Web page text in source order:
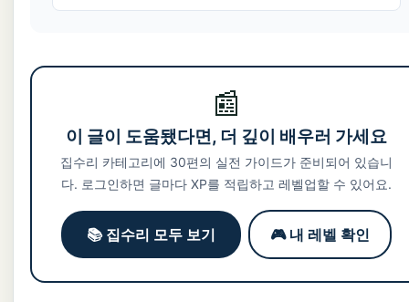
📰
이 글이 도움됐다면, 더 깊이 배우러 가세요
집수리 카테고리에 30편의 실전 가이드가 준비되어 있습니
다. 로그인하면 글마다 XP를 적립하고 레벨업할 수 있어요.
📚 집수리 모두 보기 🎮 내 레벨 확인